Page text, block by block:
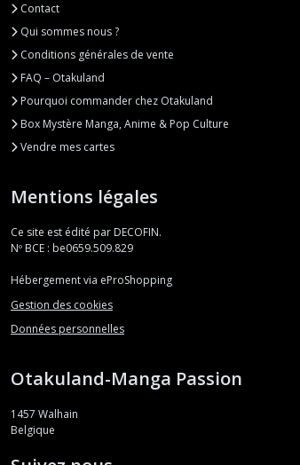
Contact
Qui sommes nous ?
Conditions générales de vente
FAQ – Otakuland
Pourquoi commander chez Otakuland
Box Mystère Manga, Anime & Pop Culture
Vendre mes cartes
Mentions légales
Ce site est édité par DECOFIN.
Nº BCE : be0659.509.829
Hébergement via eProShopping
Gestion des cookies
Données personnelles
Otakuland-Manga Passion
1457 Walhain
Belgique